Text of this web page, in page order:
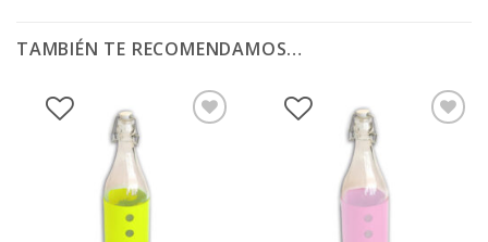
TAMBIÉN TE RECOMENDAMOS…